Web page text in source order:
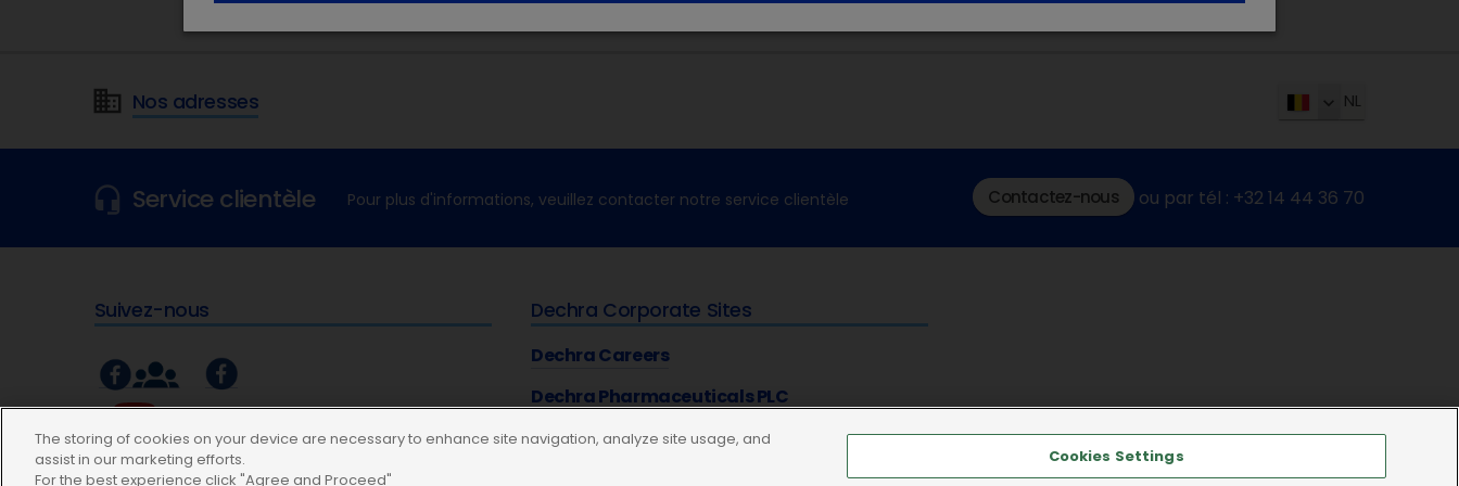
Nos adresses NL
Service clientèle Pour plus d'informations, veuillez contacter notre service clientèle Contactez-nous ou par tél : +32 14 44 36 70
Suivez-nous Dechra Corporate Sites
Dechra Careers
Dechra Pharmaceuticals PLC
The storing of cookies on your device are necessary to enhance site navigation, analyze site usage, and
assist in our marketing efforts.
For the best experience click "Agree and Proceed"
Cookies Settings